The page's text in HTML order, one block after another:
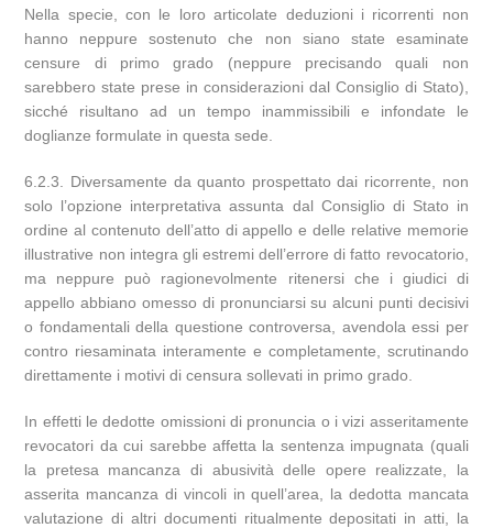
Nella specie, con le loro articolate deduzioni i ricorrenti non
hanno neppure sostenuto che non siano state esaminate
censure di primo grado (neppure precisando quali non
sarebbero state prese in considerazioni dal Consiglio di Stato),
sicché risultano ad un tempo inammissibili e infondate le
doglianze formulate in questa sede.
6.2.3. Diversamente da quanto prospettato dai ricorrente, non
solo l’opzione interpretativa assunta dal Consiglio di Stato in
ordine al contenuto dell’atto di appello e delle relative memorie
illustrative non integra gli estremi dell’errore di fatto revocatorio,
ma neppure può ragionevolmente ritenersi che i giudici di
appello abbiano omesso di pronunciarsi su alcuni punti decisivi
o fondamentali della questione controversa, avendola essi per
contro riesaminata interamente e completamente, scrutinando
direttamente i motivi di censura sollevati in primo grado.
In effetti le dedotte omissioni di pronuncia o i vizi asseritamente
revocatori da cui sarebbe affetta la sentenza impugnata (quali
la pretesa mancanza di abusività delle opere realizzate, la
asserita mancanza di vincoli in quell’area, la dedotta mancata
valutazione di altri documenti ritualmente depositati in atti, la